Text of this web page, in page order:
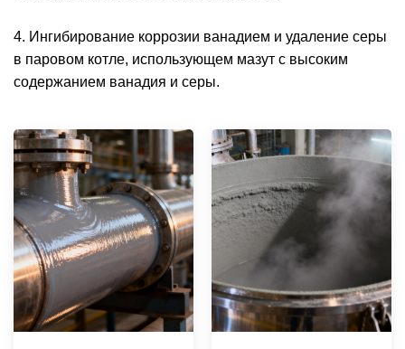
4. Ингибирование коррозии ванадием и удаление серы
в паровом котле, использующем мазут с высоким
содержанием ванадия и серы.